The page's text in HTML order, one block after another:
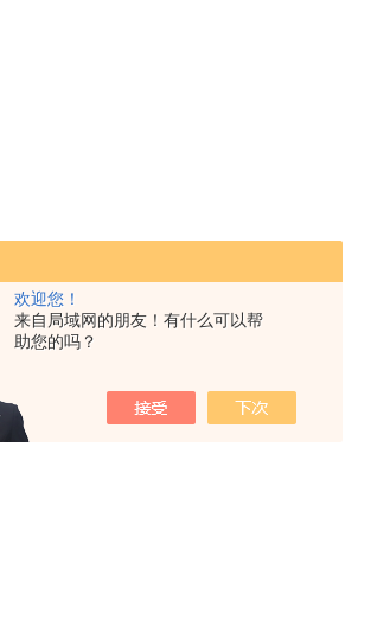
欢迎您！
来自局域网的朋友！有什么可以帮
助您的吗？